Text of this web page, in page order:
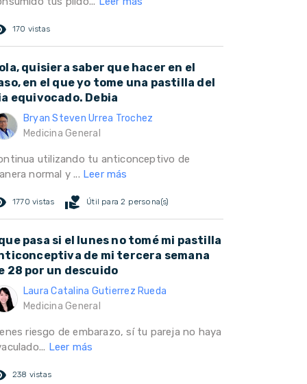
170 vistas
quisiera saber que hacer en el
en el que yo tome una pastilla del
equivocado. Debia
Bryan Steven Urrea Trochez
Medicina General
utilizando tu anticonceptivo de
normal y ... Leer más
1770 vistas volunteer_activism Útil para 2 persona(s)
pasa si el lunes no tomé mi pastilla
de mi tercera semana
28 por un descuido
Laura Catalina Gutierrez Rueda
Medicina General
riesgo de embarazo, sí tu pareja no haya
Leer más
238 vistas